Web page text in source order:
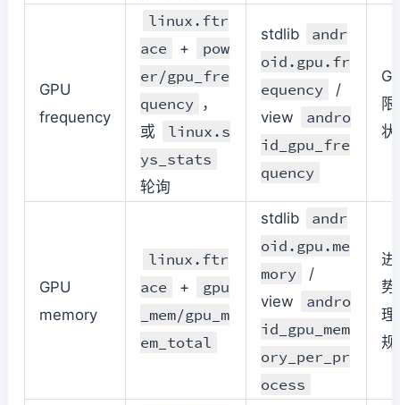
GPU
frequency
linux.ftr
ace
+
pow
er/gpu_fre
quency
，
或
linux.s
ys_stats
轮询
stdlib
andr
oid.gpu.fr
equency
/
view
andro
id_gpu_fre
quency
状
GPU
memory
linux.ftr
ace
+
gpu
_mem/gpu_m
em_total
stdlib
andr
oid.gpu.me
mory
/
view
andro
id_gpu_mem
ory_per_pr
ocess
进
势
规